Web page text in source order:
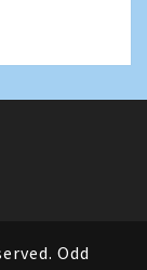
Odd